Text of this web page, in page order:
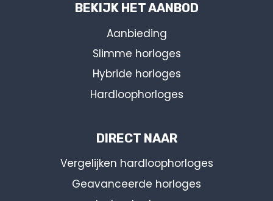
BEKIJK HET AANBOD
Aanbieding
Slimme horloges
Hybride horloges
Hardloophorloges
DIRECT NAAR
Vergelijken hardloophorloges
Geavanceerde horloges